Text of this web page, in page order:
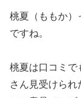
桃夏（ももか）
ですね。
桃夏は口コミで
さん見受けられ